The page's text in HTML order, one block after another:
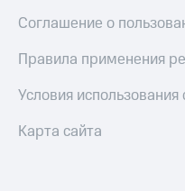
Соглашение о
Правила применения
Условия использования
Карта сайта